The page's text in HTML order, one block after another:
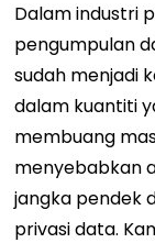
Dalam industri
pengumpulan
sudah menjadi
dalam kuantiti
membuang
menyebabkan
jangka pendek
privasi data.